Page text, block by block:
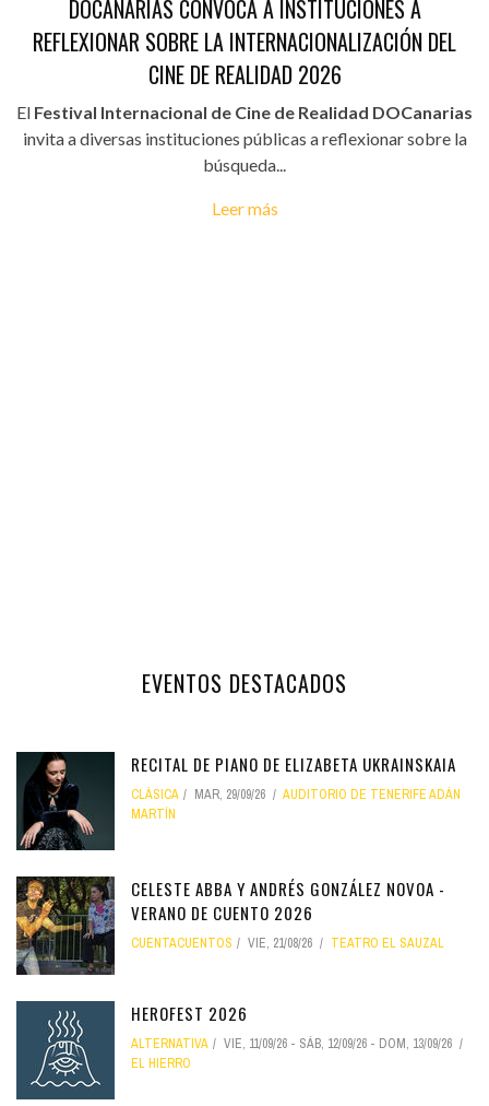
DOCANARIAS CONVOCA A INSTITUCIONES A
REFLEXIONAR SOBRE LA INTERNACIONALIZACIÓN DEL
CINE DE REALIDAD 2026
El Festival Internacional de Cine de Realidad DOCanarias
invita a diversas instituciones públicas a reflexionar sobre la
búsqueda...
Leer más
EVENTOS DESTACADOS
RECITAL DE PIANO DE ELIZABETA UKRAINSKAIA
CLÁSICA MAR, 29/09/26
AUDITORIO DE TENERIFE ADÁN
MARTÍN
CELESTE ABBA Y ANDRÉS GONZÁLEZ NOVOA -
VERANO DE CUENTO 2026
CUENTACUENTOS VIE, 21/08/26 TEATRO EL SAUZAL
HEROFEST 2026
ALTERNATIVA VIE, 11/09/26 - SÁB, 12/09/26 - DOM, 13/09/26
EL HIERRO